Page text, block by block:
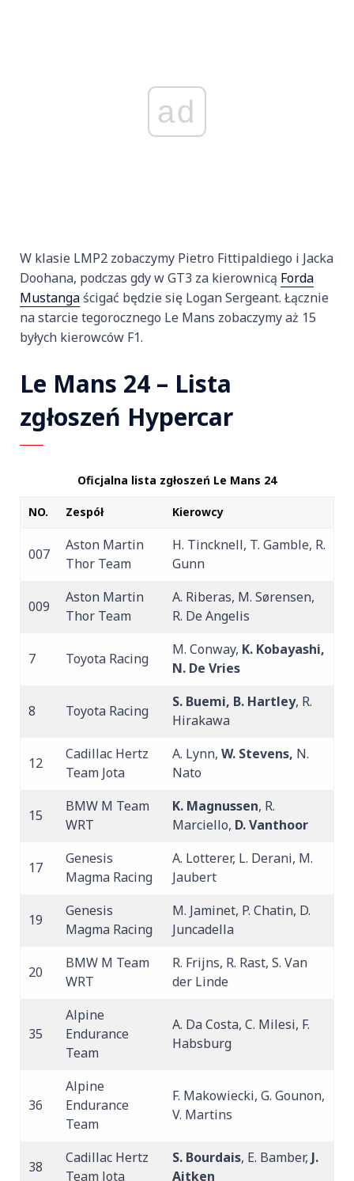
ad
W klasie LMP2 zobaczymy Pietro Fittipaldiego i Jacka
Doohana, podczas gdy w GT3 za kierownicą Forda
Mustangaścigać będzie się Logan Sergeant. Łącznie
na starcie tegorocznego Le Mans zobaczymy aż 15
byłych kierowców F1.
Le Mans 24 – Lista
zgłoszeń Hypercar
Oficjalna lista zgłoszeń Le Mans 24
NO. Zespół Kierowcy
007
Aston Martin
Thor Team
H. Tincknell, T. Gamble, R.
Gunn
009
Aston Martin
Thor Team
A. Riberas, M. Sørensen,
R. De Angelis
7 Toyota Racing
M. Conway, K. Kobayashi,
N. De Vries
8 Toyota Racing
S. Buemi, B. Hartley, R.
Hirakawa
12
Cadillac Hertz
Team Jota
A. Lynn, W. Stevens, N.
Nato
15
BMW M Team
WRT
K. Magnussen, R.
Marciello, D. Vanthoor
17
Genesis
Magma Racing
A. Lotterer, L. Derani, M.
Jaubert
19
Genesis
Magma Racing
M. Jaminet, P. Chatin, D.
Juncadella
20
BMW M Team
WRT
R. Frijns, R. Rast, S. Van
der Linde
35
Alpine
Endurance
Team
A. Da Costa, C. Milesi, F.
Habsburg
36
Alpine
Endurance
Team
F. Makowiecki, G. Gounon,
V. Martins
38
Cadillac Hertz
Team Jota
S. Bourdais, E. Bamber, J.
Aitken